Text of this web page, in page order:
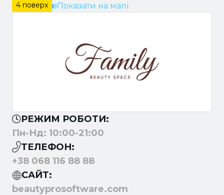
4 поверх Показати на мапі
РЕЖИМ РОБОТИ:
Пн-Нд: 10:00-21:00
ТЕЛЕФОН:
+38 068 116 88 88
САЙТ:
beautyprosoftware.com